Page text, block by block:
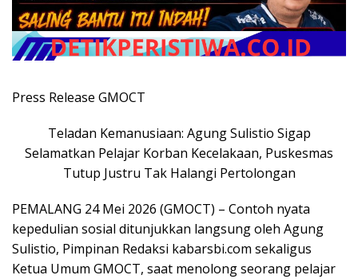
Press Release GMOCT
Teladan Kemanusiaan: Agung Sulistio Sigap
Selamatkan Pelajar Korban Kecelakaan, Puskesmas
Tutup Justru Tak Halangi Pertolongan
PEMALANG 24 Mei 2026 (GMOCT) – Contoh nyata
kepedulian sosial ditunjukkan langsung oleh Agung
Sulistio, Pimpinan Redaksi kabarsbi.com sekaligus
Ketua Umum GMOCT, saat menolong seorang pelajar